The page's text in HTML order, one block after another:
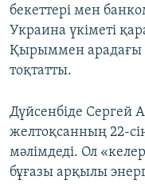
бекеттері мен
Украина үкіметі
Қырыммен арадағы
тоқтатты.
Дүйсенбіде Сергей
желтоқсанның 22-
мәлімдеді. Ол
бұғазы арқылы